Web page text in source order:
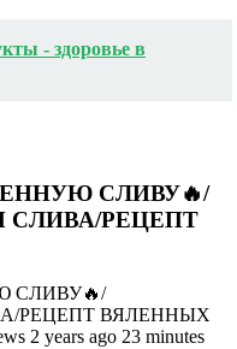
- здоровье в
СЛИВУ🔥/
РЕЦЕПТ
СЛИВУ🔥/
РЕЦЕПТ ВЯЛЕННЫХ
2 years ago 23 minutes